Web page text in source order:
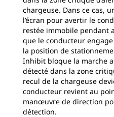
chargeuse. Dans ce cas,
l’écran pour avertir le
restée immobile pendant
que le conducteur
la position de
Inhibit bloque la marche
détecté dans la zone
recul de la chargeuse
conducteur revient au
manœuvre de direction
détection.